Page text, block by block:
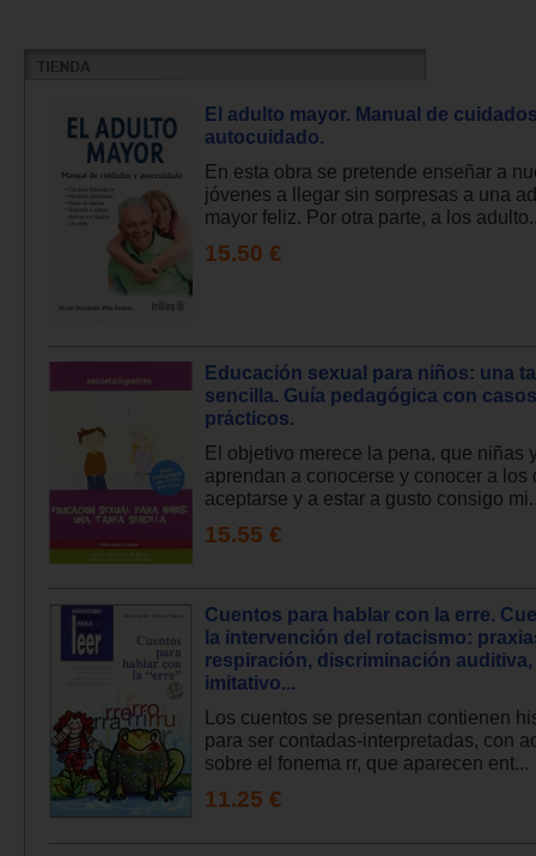
El adulto mayor. Manual de
autocuidado.
En esta obra se pretende enseñar a
jóvenes a llegar sin sorpresas a una
mayor feliz. Por otra parte, a los
15.50 €
Educación sexual para niños: una
sencilla. Guía pedagógica con casos
prácticos.
El objetivo merece la pena, que niñas
aprendan a conocerse y conocer a los
aceptarse y a estar a gusto consigo
15.55 €
Cuentos para hablar con la erre.
la intervención del rotacismo:
respiración, discriminación
imitativo...
Los cuentos se presentan contienen
para ser contadas-interpretadas, con
sobre el fonema rr, que aparecen ent...
11.25 €